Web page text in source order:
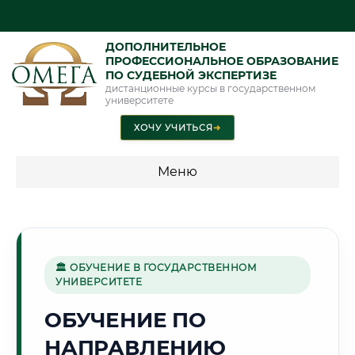
ДОПОЛНИТЕЛЬНОЕ
ПРОФЕССИОНАЛЬНОЕ ОБРАЗОВАНИЕ
ПО СУДЕБНОЙ ЭКСПЕРТИЗЕ
дистанционные курсы в государственном
университете
ХОЧУ УЧИТЬСЯ➜
Меню
специальности"
Стоимость по программам обучения "Судебная экспертиза"
Стоимость по программам обучения "Экспертиза"
🏛 ОБУЧЕНИЕ В ГОСУДАРСТВЕННОМ
УНИВЕРСИТЕТЕ
ОБУЧЕНИЕ ПО
НАПРАВЛЕНИЮ